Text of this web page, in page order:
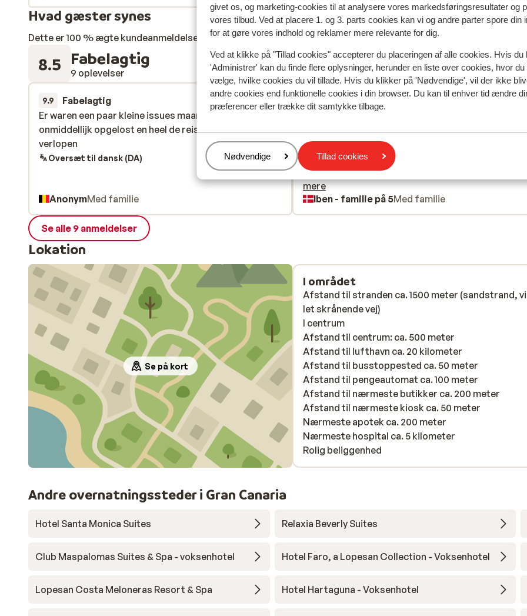
givet os, og marketing-cookies til at analysere vores markedsføringsresultater og
vores tilbud. Ved at placere 1. og 3. parts cookies kan vi og andre parter spore din
for at gøre vores indhold og reklamer mere relevante for dig.
Ved at klikke på "Tillad cookies" accepterer du placeringen af alle cookies. Hvis du
'Administrer' kan du finde flere oplysninger, herunder en liste over cookies, hvor
vælge, hvilke cookies du vil tillade. Hvis du klikker på 'Nødvendige', vil der ikke
andre cookies end funktionelle cookies i din browser. Du kan til enhver tid ændre
præferencer eller trække dit samtykke tilbage.
Administrer
Nødvendige Tillad cookies
Hvad gæster synes
Dette er 100 % ægte kundeanmeldelser, der ærligt afspejler deres oplevelser med vores produkt.
8.5 Fabelagtig
9 oplevelser Mest booket af med
9.9 Fabelagtig
for 4 uger siden
Er waren een paar kleine issues maar deze werden
onmiddellijk opgelost en heel de reis is verder top
verlopen
Er waren een paar kleine issues maar deze werden
onmiddellijk opgelost en heel de reis is verder top
verlopen
Oversæt til dansk (DA)
AnonymMed familie
Fabelagtig
soveværelset var indrettet så man ikke kunne åbne
nogle af skabene. Sengene var ikke gode, de var ikke
“massive” senge men en senge stel, ala en
weekend seng med en madras ovenpå. De knirkede
virkede ustabile ( vi er af almindelig bygning)
var ærgerlig at man ikke måtte have badedyr i
Tagterassen var lækker og hotellet havde nogle
soveværelset var indrettet så man ikke kunne åbne
nogle af skabene. Sengene var ikke gode, de var ikke
“massive” senge men en senge stel, ala en
weekend seng med en madras ovenpå. De knirkede...
mere
Iben - familie på 5Med familie
Se alle 9 anmeldelser
Lokation
Se på kort
I området
Afstand til stranden ca. 1500 meter (sandstrand,
let skrånende vej)
I centrum
Afstand til centrum: ca. 500 meter
Afstand til lufthavn ca. 20 kilometer
Afstand til busstoppested ca. 50 meter
Afstand til pengeautomat ca. 100 meter
Afstand til nærmeste butikker ca. 200 meter
Afstand til nærmeste kiosk ca. 50 meter
Nærmeste apotek ca. 200 meter
Nærmeste hospital ca. 5 kilometer
Rolig beliggenhed
Andre overnatningssteder i Gran Canaria
Hotel Santa Monica Suites Relaxia Beverly Suites
Club Maspalomas Suites & Spa - voksenhotel Hotel Faro, a Lopesan Collection - Voksenhotel
Lopesan Costa Meloneras Resort & Spa Hotel Hartaguna - Voksenhotel